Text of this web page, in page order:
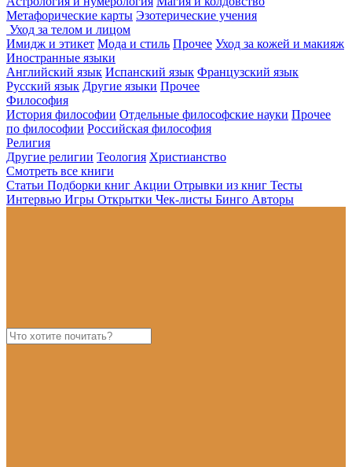
Метафорические карты Эзотерические учения
Уход за телом и лицом
Имидж и этикет Мода и стиль Прочее Уход за кожей и макияж
Иностранные языки
Английский язык Испанский язык Французский язык
Русский язык Другие языки Прочее
Философия
История философии Отдельные философские науки Прочее
по философии Российская философия
Религия
Другие религии Теология Христианство
Смотреть все книги
Статьи Подборки книг Акции Отрывки из книг Тесты
Интервью Игры Открытки Чек-листы Бинго Авторы